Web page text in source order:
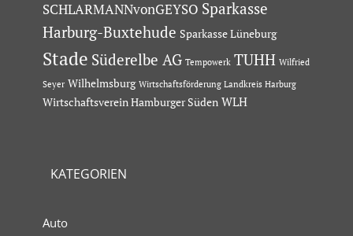
SCHLARMANNvonGEYSO Sparkasse
Harburg-Buxtehude Sparkasse Lüneburg
Stade Süderelbe AG Tempowerk TUHH Wilfried
Seyer Wilhelmsburg Wirtschaftsförderung Landkreis Harburg
Wirtschaftsverein Hamburger Süden WLH
KATEGORIEN
Auto